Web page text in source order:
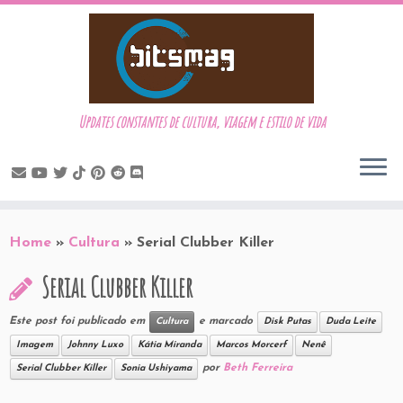
to
Updates constantes de cultura, viagem e estilo de vida
Home » Cultura » Serial Clubber Killer
Serial Clubber Killer
Este post foi publicado em Cultura e marcado Disk Putas Duda Leite
Imagem Johnny Luxo Kátia Miranda Marcos Morcerf Nenê
Serial Clubber Killer Sonia Ushiyama por Beth Ferreira